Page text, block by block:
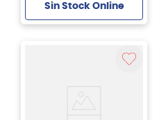
Sin Stock Online